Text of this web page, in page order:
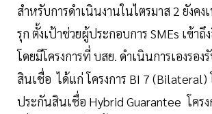
สำหรับการดำเนินงานในไตรมาส 2 ยังคง
รุก ตั้งเป้าช่วยผู้ประกอบการ SMEs เข้าถึ
โดยมีโครงการที่ บสย. ดำเนินการเองรอง
สินเชื่อ ได้แก่ โครงการ BI 7 (Bilateral)
ประกันสินเชื่อ Hybrid Guarantee โคร